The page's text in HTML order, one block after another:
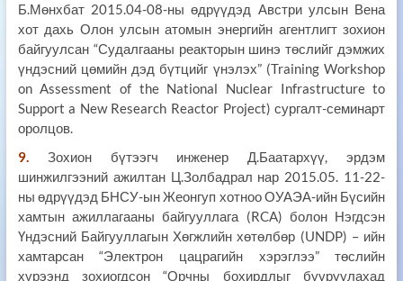
Б.Мөнхбат 2015.04-08-ны өдрүүдэд Австри улсын Вена
хот дахь Олон улсын атомын энергийн агентлигт зохион
байгуулсан “Судалгааны реакторын шинэ төслийг дэмжих
үндэсний цөмийн дэд бүтцийг үнэлэх” (Training Workshop
on Assessment of the National Nuclear Infrastructure to
Support a New Research Reactor Project) сургалт-семинарт
оролцов.
9.Зохион бүтээгч инженер Д.Баатархүү, эрдэм
шинжилгээний ажилтан Ц.Золбадрал нар 2015.05. 11-22-
ны өдрүүдэд БНСУ-ын Жеонгуп хотноо ОУАЭА-ийн Бүсийн
хамтын ажиллагааны байгууллага (RCA) болон Нэгдсэн
Үндэсний Байгууллагын Хөгжлийн хөтөлбөр (UNDP) – ийн
хамтарсан “Электрон цацрагийн хэрэглээ” төслийн
хүрээнд зохиогдсон “Орчны бохирдлыг бууруулахад